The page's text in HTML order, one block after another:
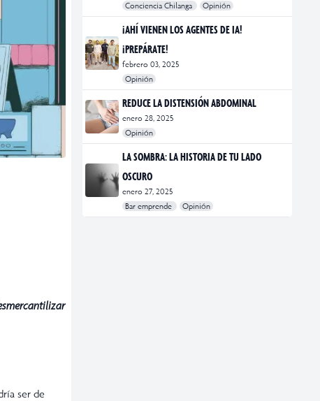
ser de
Conciencia Chilanga Opinión
#bienestar
#Opinión
#Principal
¡AHÍ VIENEN LOS AGENTES DE IA!
¡PREPÁRATE!
febrero 03, 2025
Opinión
#Bar Emprende
#Opinión
#Principal
REDUCE LA DISTENSIÓN ABDOMINAL
enero 28, 2025
Opinión
#bienestar
#Opinión
#Principal
#Salud
LA SOMBRA: LA HISTORIA DE TU LADO
OSCURO
enero 27, 2025
Bar emprende
Opinión
#Bar Emprende
#CDMX
#marketing